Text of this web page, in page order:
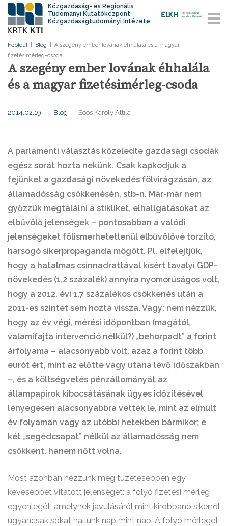
Közgazdaság- és Regionális
Tudományi Kutatóközpont
Közgazdaságtudományi Intézete
Főoldal Blog
A szegény ember lovának éhhalála és a magyar
fizetésimérleg-csoda
A szegény ember lovának éhhalála
és a magyar fizetésimérleg-csoda
2014.02.19. Blog Soós Károly Attila
A parlamenti választás közeledte gazdasági csodák
egész sorát hozta nekünk. Csak kapkodjuk a
fejünket a gazdasági növekedés fölvirágzásán, az
államadósság csökkenésén, stb-n. Már-már nem
győzzük megtalálni a stikliket, elhallgatásokat az
elbűvölő jelenségek – pontosabban a valódi
jelenségeket fölismerhetetlenül elbűvölővé torzító,
harsogó sikerpropaganda mögött. Pl. elfelejtjük,
hogy a hatalmas csinnadrattával kísért tavalyi GDP-
növekedés (1,2 százalék) annyira nyomorúságos volt,
hogy a 2012. évi 1,7 százalékos csökkenés után a
2011-es szintet sem hozta vissza. Vagy: nem nézzük,
hogy az év végi, mérési időpontban (magától,
valamifajta intervenció nélkül?) „behorpadt” a forint
árfolyama – alacsonyabb volt, azaz a forint több
eurót ért, mint az előtte vagy utána lévő időszakban
–, és a költségvetés pénzállományát az
állampapírok kibocsátásának ügyes időzítésével
lényegesen alacsonyabbra vették le, mint az elmúlt
év folyamán vagy az utóbbi hetekben bármikor; e
két „segédcsapat” nélkül az államadósság nem
csökkent, hanem nőtt volna.
Most azonban nézzünk meg tüzetesebben egy
kevesebbet vitatott jelenséget: a folyó fizetési mérleg
egyenlegét, amelynek javulásáról mint kirobbanó sikerről
ugyancsak sokat hallunk nap mint nap. A folyó mérleget